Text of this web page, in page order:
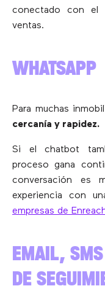
conectado con el
ventas.
WHATSAPP
Para muchas
cercanía y rapidez.
Si el chatbot
proceso gana
conversación es
experiencia con
empresas de
EMAIL,
DE